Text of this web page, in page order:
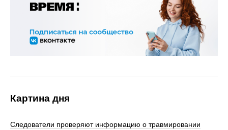
Картина дня
Следователи проверяют информацию о травмировании